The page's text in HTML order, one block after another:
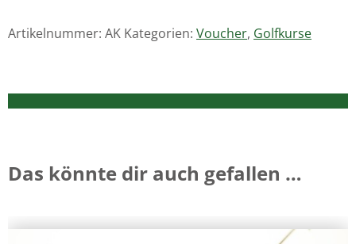
Artikelnummer: AK Kategorien: Voucher, Golfkurse
Das könnte dir auch gefallen …